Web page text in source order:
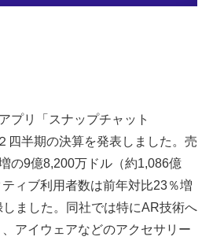
プリ「スナップチャット
四半期の決算を発表しました。売
の9億8,200万ドル（約1,086億
ィブ利用者数は前年対比23％増
ました。同社では特にAR技術へ
アイウェアなどのアクセサリー